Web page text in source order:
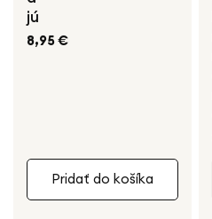
jú
Bežná
8,95 €
Pridať do košíka